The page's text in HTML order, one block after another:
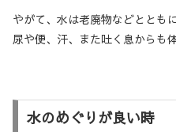
やがて、水は老廃物などととも
尿や便、汗、また吐く息からも
水のめぐりが良い時